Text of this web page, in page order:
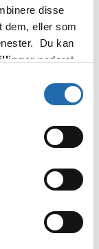
disse
dem, eller som
Du kan
nederst